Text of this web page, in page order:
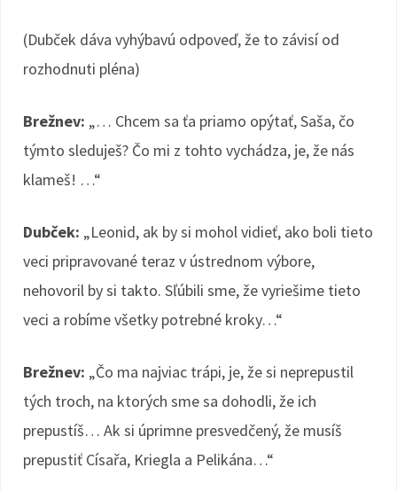
(Dubček dáva vyhýbavú odpoveď, že to závisí od
rozhodnuti pléna)
Brežnev: „… Chcem sa ťa priamo opýtať, Saša, čo
týmto sleduješ? Čo mi z tohto vychádza, je, že nás
klameš! …“
Dubček: „Leonid, ak by si mohol vidieť, ako boli tieto
veci pripravované teraz v ústrednom výbore,
nehovoril by si takto. Sľúbili sme, že vyriešime tieto
veci a robíme všetky potrebné kroky…“
Brežnev: „Čo ma najviac trápi, je, že si neprepustil
tých troch, na ktorých sme sa dohodli, že ich
prepustíš… Ak si úprimne presvedčený, že musíš
prepustiť Císařa, Kriegla a Pelikána…“